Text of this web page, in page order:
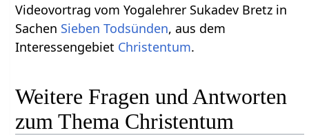
Videovortrag vom Yogalehrer Sukadev Bretz in
Sachen Sieben Todsünden, aus dem
Interessengebiet Christentum.
Weitere Fragen und Antworten
zum Thema Christentum